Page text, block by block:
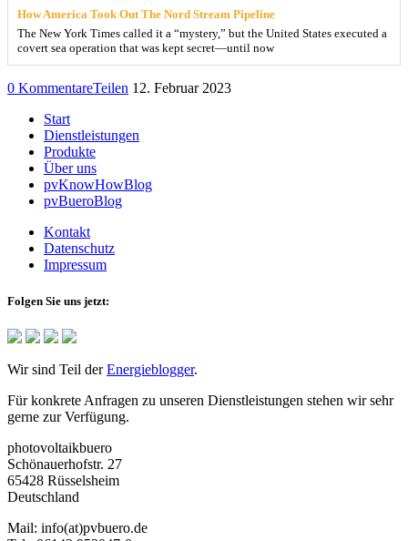
How America Took Out The Nord Stream Pipeline
The New York Times called it a “mystery,” but the United States executed a
covert sea operation that was kept secret—until now
0 KommentareTeilen 12. Februar 2023
Start
Dienstleistungen
Produkte
Über uns
pvKnowHowBlog
pvBueroBlog
Kontakt
Datenschutz
Impressum
Folgen Sie uns jetzt:
Wir sind Teil derEnergieblogger.
Für konkrete Anfragen zu unseren Dienstleistungen stehen wir sehr
gerne zur Verfügung.
photovoltaikbuero
Schönauerhofstr. 27
65428 Rüsselsheim
Deutschland
Mail: info(at)pvbuero.de